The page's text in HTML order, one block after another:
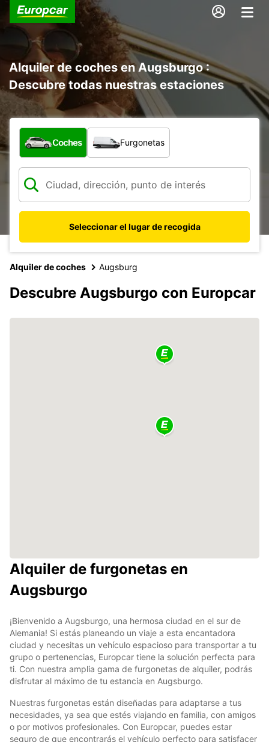
Alquiler de coches en Augsburgo :
Descubre todas nuestras estaciones
¿Qué tipo de vehículo?
Coches Furgonetas
Seleccionar el lugar de recogida
Alquiler de coches Augsburg
Descubre Augsburgo con Europcar
Alquiler de furgonetas en
Augsburgo
¡Bienvenido a Augsburgo, una hermosa ciudad en el sur de
Alemania! Si estás planeando un viaje a esta encantadora
ciudad y necesitas un vehículo espacioso para transportar a tu
grupo o pertenencias, Europcar tiene la solución perfecta para
ti. Con nuestra amplia gama de furgonetas de alquiler, podrás
disfrutar al máximo de tu estancia en Augsburgo.
Nuestras furgonetas están diseñadas para adaptarse a tus
necesidades, ya sea que estés viajando en familia, con amigos
o por motivos profesionales. Con Europcar, puedes estar
seguro de que encontrarás el vehículo perfecto para satisfacer